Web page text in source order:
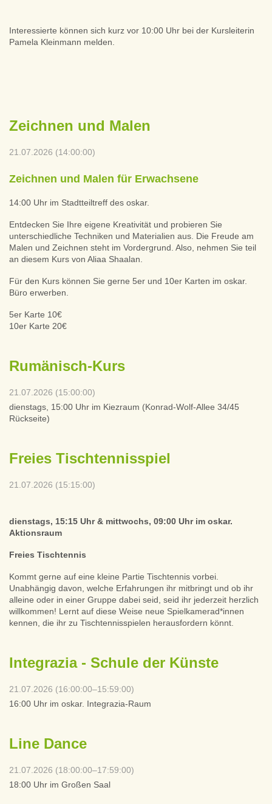
Interessierte können sich kurz vor 10:00 Uhr bei der Kursleiterin
Pamela Kleinmann melden.
Zeichnen und Malen
21.07.2026 (14:00:00)
Zeichnen und Malen für Erwachsene
14:00 Uhr im Stadtteiltreff des oskar.
Entdecken Sie Ihre eigene Kreativität und probieren Sie
unterschiedliche Techniken und Materialien aus. Die Freude am
Malen und Zeichnen steht im Vordergrund. Also, nehmen Sie teil
an diesem Kurs von Aliaa Shaalan.
Für den Kurs können Sie gerne 5er und 10er Karten im oskar.
Büro erwerben.
5er Karte 10€
10er Karte 20€
Rumänisch-Kurs
21.07.2026 (15:00:00)
dienstags, 15:00 Uhr im Kiezraum (Konrad-Wolf-Allee 34/45
Rückseite)
Freies Tischtennisspiel
21.07.2026 (15:15:00)
dienstags, 15:15 Uhr & mittwochs, 09:00 Uhr im oskar.
Aktionsraum
Freies Tischtennis
Kommt gerne auf eine kleine Partie Tischtennis vorbei.
Unabhängig davon, welche Erfahrungen ihr mitbringt und ob ihr
alleine oder in einer Gruppe dabei seid, seid ihr jederzeit herzlich
willkommen! Lernt auf diese Weise neue Spielkamerad*innen
kennen, die ihr zu Tischtennisspielen herausfordern könnt.
Integrazia - Schule der Künste
21.07.2026 (16:00:00–15:59:00)
16:00 Uhr im oskar. Integrazia-Raum
Line Dance
21.07.2026 (18:00:00–17:59:00)
18:00 Uhr im Großen Saal